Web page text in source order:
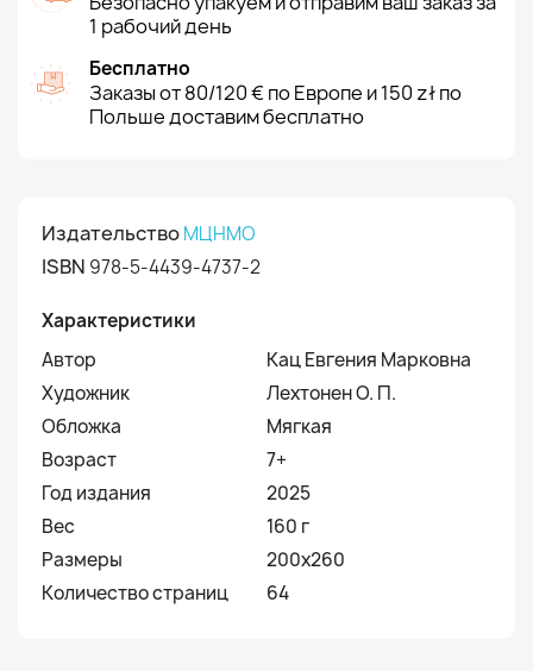
1 рабочий день
Бесплатно
Заказы от 80/120 € по Европе и 150 zł по
Польше доставим бесплатно
ИздательствоМЦНМО
ISBN 978-5-4439-4737-2
Характеристики
Автор
Кац Евгения Марковна
Художник
Лехтонен О. П.
Обложка
Мягкая
Возраст
7+
Год издания
2025
Вес
160 г
Размеры
200х260
Количество страниц
64